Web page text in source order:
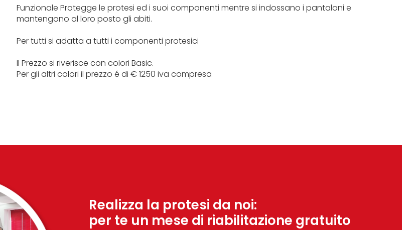
Funzionale Protegge le protesi ed i suoi componenti mentre si indossano i pantaloni e
mantengono al loro posto gli abiti.
Per tutti si adatta a tutti i componenti protesici
Il Prezzo si riverisce con colori Basic.
Per gli altri colori il prezzo é di € 1250 iva compresa
Realizza la protesi da noi:
per te un mese di riabilitazione gratuito